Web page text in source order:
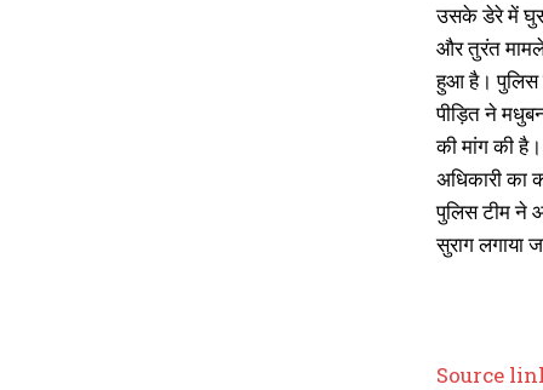
उसके डेरे में घुस
और तुरंत
हुआ है। पुलिस
पीड़ित ने
की मांग की
अधिकारी का
पुलिस टीम ने
सुराग लगाया
Source